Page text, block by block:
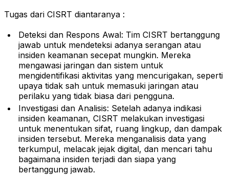
Tugas dari CISRT diantaranya :
Deteksi dan Respons Awal: Tim CISRT bertanggung
jawab untuk mendeteksi adanya serangan atau
insiden keamanan secepat mungkin. Mereka
mengawasi jaringan dan sistem untuk
mengidentifikasi aktivitas yang mencurigakan, seperti
upaya tidak sah untuk memasuki jaringan atau
perilaku yang tidak biasa dari pengguna.
Investigasi dan Analisis: Setelah adanya indikasi
insiden keamanan, CISRT melakukan investigasi
untuk menentukan sifat, ruang lingkup, dan dampak
insiden tersebut. Mereka menganalisis data yang
terkumpul, melacak jejak digital, dan mencari tahu
bagaimana insiden terjadi dan siapa yang
bertanggung jawab.